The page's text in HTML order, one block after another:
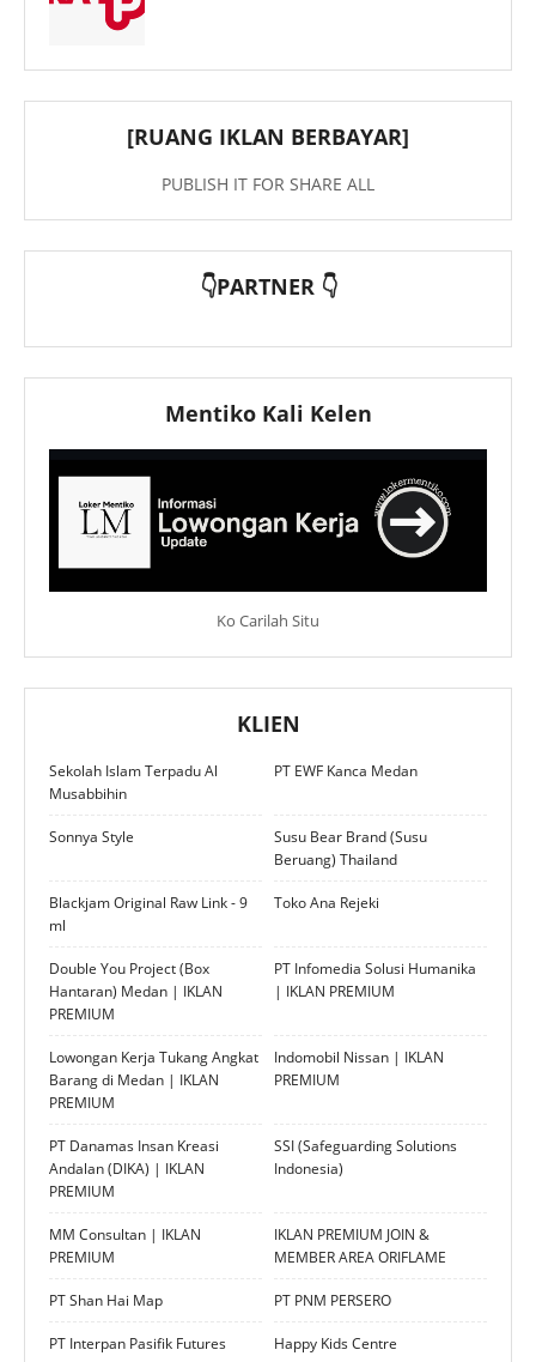
[RUANG IKLAN BERBAYAR]
PUBLISH IT FOR SHARE ALL
👇PARTNER 👇
Mentiko Kali Kelen
Ko Carilah Situ
KLIEN
Sekolah Islam Terpadu Al
Musabbihin
PT EWF Kanca Medan
Sonnya Style
Susu Bear Brand (Susu
Beruang) Thailand
Blackjam Original Raw Link - 9
ml
Toko Ana Rejeki
Double You Project (Box
Hantaran) Medan | IKLAN
PREMIUM
PT Infomedia Solusi Humanika
| IKLAN PREMIUM
Lowongan Kerja Tukang Angkat
Barang di Medan | IKLAN
PREMIUM
Indomobil Nissan | IKLAN
PREMIUM
PT Danamas Insan Kreasi
Andalan (DIKA) | IKLAN
PREMIUM
SSI (Safeguarding Solutions
Indonesia)
MM Consultan | IKLAN
PREMIUM
IKLAN PREMIUM JOIN &
MEMBER AREA ORIFLAME
PT Shan Hai Map PT PNM PERSERO
PT Interpan Pasifik Futures Happy Kids Centre